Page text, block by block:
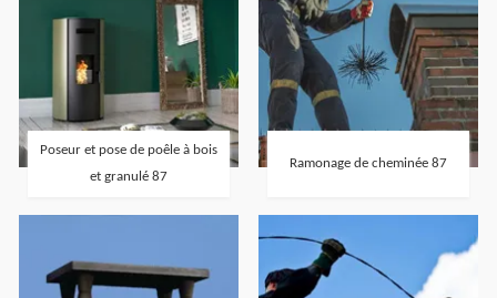
Poseur et pose de poêle à bois
et granulé 87
Ramonage de cheminée 87